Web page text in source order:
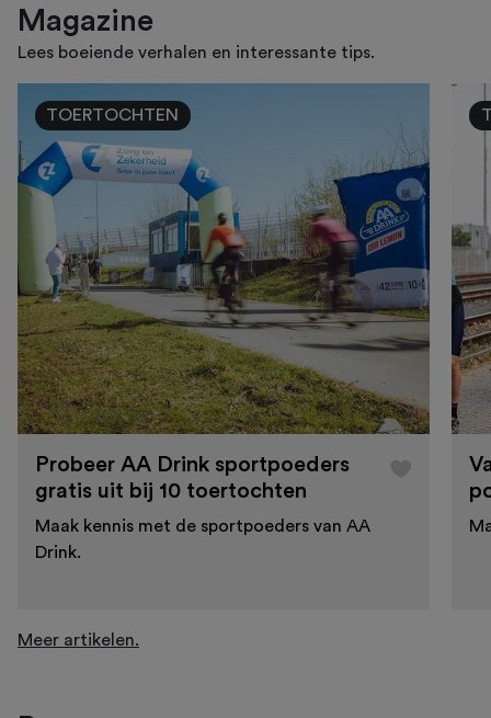
Magazine
Lees boeiende verhalen en interessante tips.
TOERTOCHTEN
Probeer AA Drink sportpoeders
gratis uit bij 10 toertochten
Maak kennis met de sportpoeders van AA
Drink.
Meer artikelen.